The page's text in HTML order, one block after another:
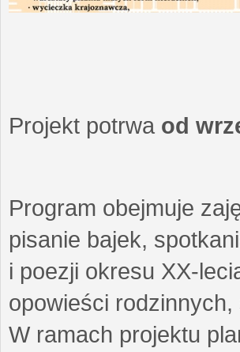
Projekt potrwa od
Program obejmuje
pisanie bajek,
i poezji okresu XX-
opowieści
W ramach projektu